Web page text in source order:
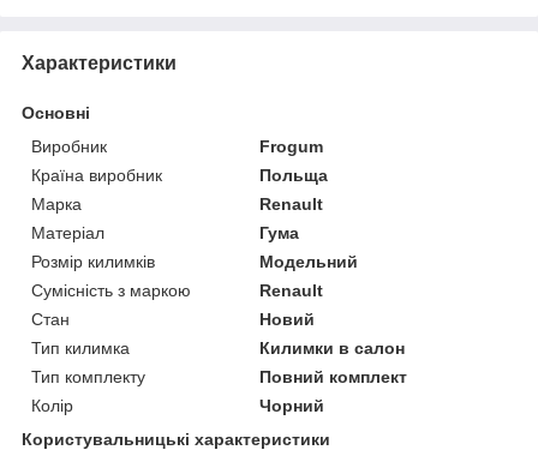
Характеристики
Основні
Виробник
Frogum
Країна виробник
Польща
Марка
Renault
Матеріал
Гума
Розмір килимків
Модельний
Сумісність з маркою
Renault
Стан
Новий
Тип килимка
Килимки в салон
Тип комплекту
Повний комплект
Колір
Чорний
Користувальницькі характеристики